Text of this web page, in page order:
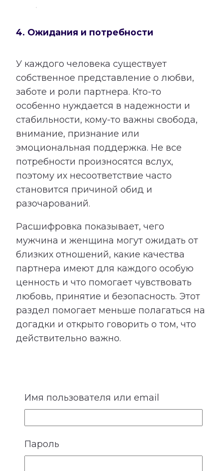
4. Ожидания и потребности
У каждого человека существует
собственное представление о любви,
заботе и роли партнера. Кто-то
особенно нуждается в надежности и
стабильности, кому-то важны свобода,
внимание, признание или
эмоциональная поддержка. Не все
потребности произносятся вслух,
поэтому их несоответствие часто
становится причиной обид и
разочарований.
Расшифровка показывает, чего
мужчина и женщина могут ожидать от
близких отношений, какие качества
партнера имеют для каждого особую
ценность и что помогает чувствовать
любовь, принятие и безопасность. Этот
раздел помогает меньше полагаться на
догадки и открыто говорить о том, что
действительно важно.
5. Идеальные отношения
образ отношений, в которых ему будет
Имя пользователя или email
Пароль